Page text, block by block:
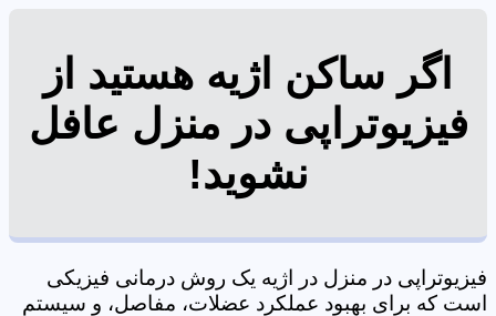
اگر ساکن اژیه هستید از
فیزیوتراپی در منزل عافل
نشوید!
فیزیوتراپی در منزل در اژیه یک روش درمانی فیزیکی
است که برای بهبود عملکرد عضلات، مفاصل، و سیستم